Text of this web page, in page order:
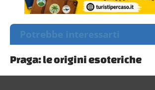
Potrebbe interessarti
Praga: le origini esoteriche